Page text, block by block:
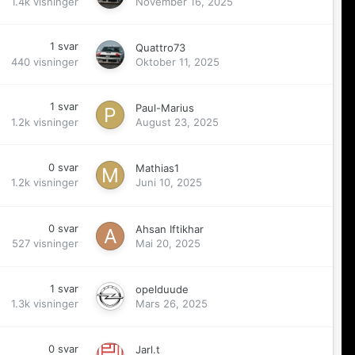
1 svar
440 visninger
Quattro73
Oktober 11, 2025
1 svar
1.2k visninger
Paul-Marius
August 23, 2025
0 svar
1.2k visninger
Mathias1
Juni 10, 2025
0 svar
527 visninger
Ahsan Iftikhar
Mai 20, 2025
1 svar
1.3k visninger
opelduude
Mars 26, 2025
0 svar
Jarl.t